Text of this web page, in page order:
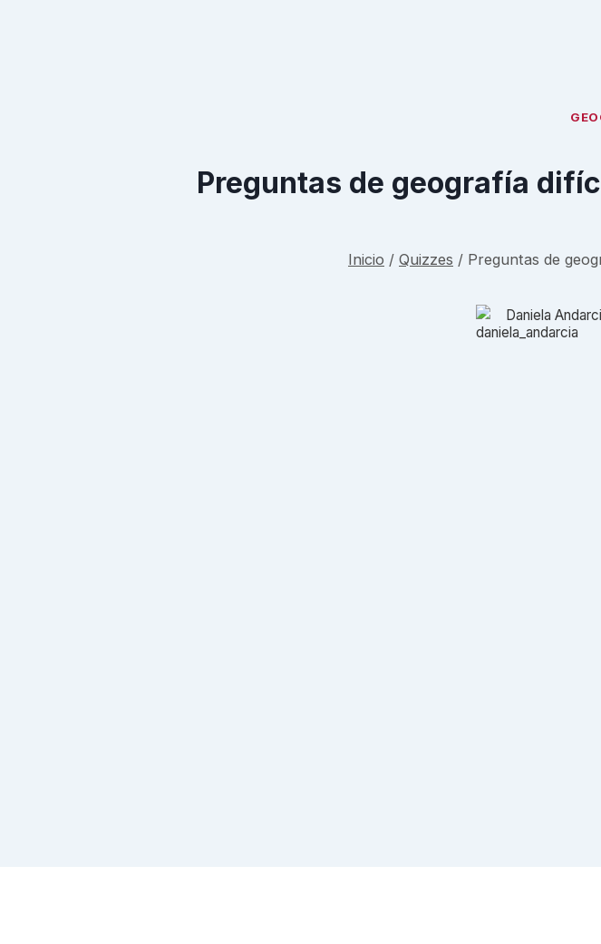
Preguntas de geografía
Inicio / Quizzes / Preguntas de
Daniela